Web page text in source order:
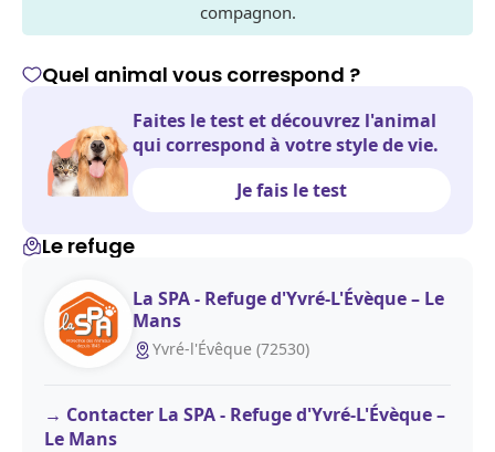
compagnon.
Quel animal vous correspond ?
Faites le test et découvrez l'animal
qui correspond à votre style de vie.
Je fais le test
Le refuge
La SPA - Refuge d'Yvré-L'Évèque – Le
Mans
Yvré-l'Évêque (72530)
Contacter La SPA - Refuge d'Yvré-L'Évèque –
Le Mans